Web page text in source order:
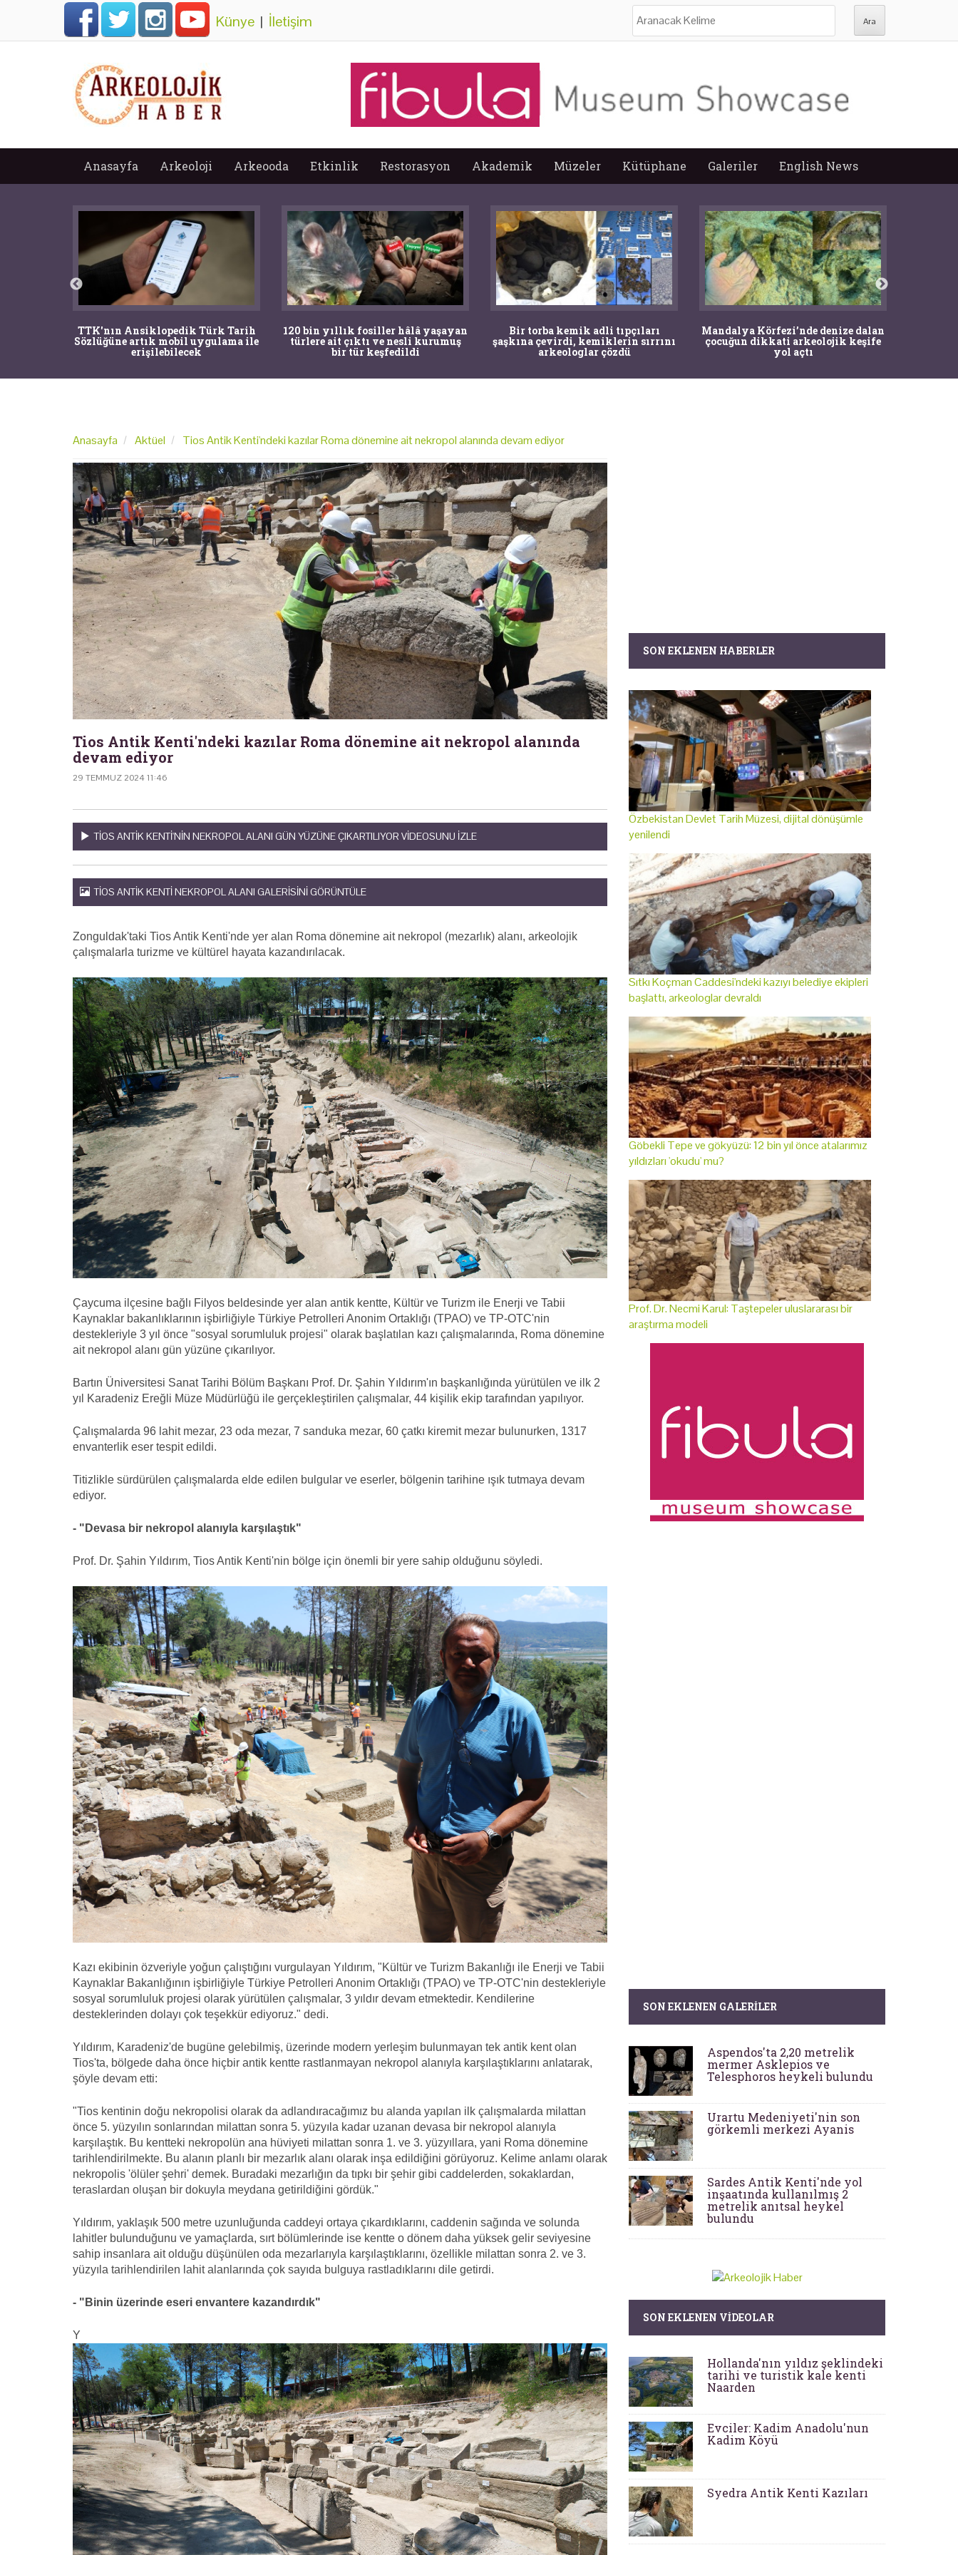
Künye | İletişim
Anasayfa Arkeoloji Arkeooda Etkinlik Restorasyon Akademik Müzeler Kütüphane Galeriler English News
TTK'nın Ansiklopedik Türk Tarih
Sözlüğüne artık mobil uygulama ile
erişilebilecek
120 bin yıllık fosiller hâlâ yaşayan
türlere ait çıktı ve nesli kurumuş
bir tür keşfedildi
Bir torba kemik adli tıpçıları
şaşkına çevirdi, kemiklerin sırrını
arkeologlar çözdü
Mandalya Körfezi’nde denize dalan
çocuğun dikkati arkeolojik keşife
yol açtı
Anasayfa Aktüel Tios Antik Kenti'ndeki kazılar Roma dönemine ait nekropol alanında devam ediyor
Tios Antik Kenti'ndeki kazılar Roma dönemine ait nekropol alanında
devam ediyor
29 TEMMUZ 2024 11:46
TIOS ANTIK KENTI'NIN NEKROPOL ALANI GÜN YÜZÜNE ÇIKARTILIYOR VIDEOSUNU IZLE
TIOS ANTIK KENTI NEKROPOL ALANI GALERISINI GÖRÜNTÜLE
Zonguldak'taki Tios Antik Kenti'nde yer alan Roma dönemine ait nekropol (mezarlık) alanı, arkeolojik
çalışmalarla turizme ve kültürel hayata kazandırılacak.
Çaycuma ilçesine bağlı Filyos beldesinde yer alan antik kentte, Kültür ve Turizm ile Enerji ve Tabii
Kaynaklar bakanlıklarının işbirliğiyle Türkiye Petrolleri Anonim Ortaklığı (TPAO) ve TP-OTC'nin
destekleriyle 3 yıl önce "sosyal sorumluluk projesi" olarak başlatılan kazı çalışmalarında, Roma dönemine
ait nekropol alanı gün yüzüne çıkarılıyor.
Bartın Üniversitesi Sanat Tarihi Bölüm Başkanı Prof. Dr. Şahin Yıldırım'ın başkanlığında yürütülen ve ilk 2
yıl Karadeniz Ereğli Müze Müdürlüğü ile gerçekleştirilen çalışmalar, 44 kişilik ekip tarafından yapılıyor.
Çalışmalarda 96 lahit mezar, 23 oda mezar, 7 sanduka mezar, 60 çatkı kiremit mezar bulunurken, 1317
envanterlik eser tespit edildi.
Titizlikle sürdürülen çalışmalarda elde edilen bulgular ve eserler, bölgenin tarihine ışık tutmaya devam
ediyor.
- "Devasa bir nekropol alanıyla karşılaştık"
Prof. Dr. Şahin Yıldırım, Tios Antik Kenti'nin bölge için önemli bir yere sahip olduğunu söyledi.
Kazı ekibinin özveriyle yoğun çalıştığını vurgulayan Yıldırım, "Kültür ve Turizm Bakanlığı ile Enerji ve Tabii
Kaynaklar Bakanlığının işbirliğiyle Türkiye Petrolleri Anonim Ortaklığı (TPAO) ve TP-OTC'nin destekleriyle
sosyal sorumluluk projesi olarak yürütülen çalışmalar, 3 yıldır devam etmektedir. Kendilerine
desteklerinden dolayı çok teşekkür ediyoruz." dedi.
Yıldırım, Karadeniz'de bugüne gelebilmiş, üzerinde modern yerleşim bulunmayan tek antik kent olan
Tios'ta, bölgede daha önce hiçbir antik kentte rastlanmayan nekropol alanıyla karşılaştıklarını anlatarak,
şöyle devam etti:
"Tios kentinin doğu nekropolisi olarak da adlandıracağımız bu alanda yapılan ilk çalışmalarda milattan
önce 5. yüzyılın sonlarından milattan sonra 5. yüzyıla kadar uzanan devasa bir nekropol alanıyla
karşılaştık. Bu kentteki nekropolün ana hüviyeti milattan sonra 1. ve 3. yüzyıllara, yani Roma dönemine
tarihlendirilmekte. Bu alanın planlı bir mezarlık alanı olarak inşa edildiğini görüyoruz. Kelime anlamı olarak
nekropolis 'ölüler şehri' demek. Buradaki mezarlığın da tıpkı bir şehir gibi caddelerden, sokaklardan,
teraslardan oluşan bir dokuyla meydana getirildiğini gördük."
Yıldırım, yaklaşık 500 metre uzunluğunda caddeyi ortaya çıkardıklarını, caddenin sağında ve solunda
lahitler bulunduğunu ve yamaçlarda, sırt bölümlerinde ise kentte o dönem daha yüksek gelir seviyesine
sahip insanlara ait olduğu düşünülen oda mezarlarıyla karşılaştıklarını, özellikle milattan sonra 2. ve 3.
yüzyıla tarihlendirilen lahit alanlarında çok sayıda bulguya rastladıklarını dile getirdi.
- "Binin üzerinde eseri envantere kazandırdık"
Y
SON EKLENEN HABERLER
Özbekistan Devlet Tarih Müzesi, dijital dönüşümle
yenilendi
Sıtkı Koçman Caddesi'ndeki kazıyı belediye ekipleri
başlattı, arkeologlar devraldı
Göbekli Tepe ve gökyüzü: 12 bin yıl önce atalarımız
yıldızları 'okudu' mu?
Prof. Dr. Necmi Karul: Taştepeler uluslararası bir
araştırma modeli
SON EKLENEN GALERILER
Aspendos'ta 2,20 metrelik
mermer Asklepios ve
Telesphoros heykeli bulundu
Urartu Medeniyeti'nin son
görkemli merkezi Ayanis
Sardes Antik Kenti'nde yol
inşaatında kullanılmış 2
metrelik anıtsal heykel
bulundu
SON EKLENEN VIDEOLAR
Hollanda'nın yıldız şeklindeki
tarihi ve turistik kale kenti
Naarden
Evciler: Kadim Anadolu'nun
Kadim Köyü
Syedra Antik Kenti Kazıları